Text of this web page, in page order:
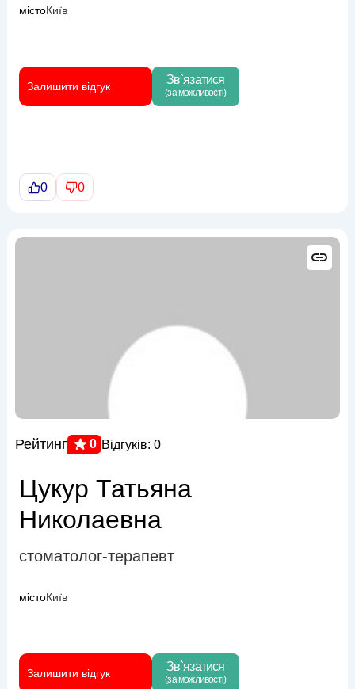
містоКиїв
Залишити відгук Зв`язатися
(за можливості)
0 0
Рейтинг 0 Відгуків: 0
Цукур Татьяна
Николаевна
стоматолог-терапевт
містоКиїв
Залишити відгук Зв`язатися
(за можливості)